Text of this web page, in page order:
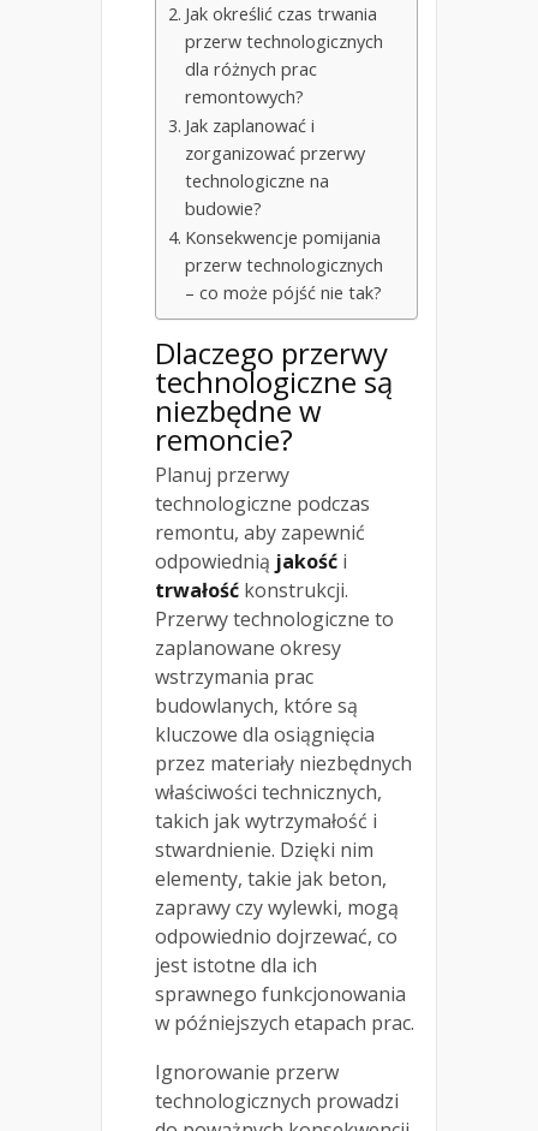
Jak określić czas trwania
przerw technologicznych
dla różnych prac
remontowych?
Jak zaplanować i
zorganizować przerwy
technologiczne na
budowie?
Konsekwencje pomijania
przerw technologicznych
– co może pójść nie tak?
Dlaczego przerwy
technologiczne są
niezbędne w
remoncie?
Planuj przerwy
technologiczne podczas
remontu, aby zapewnić
odpowiednią jakość i
trwałość konstrukcji.
Przerwy technologiczne to
zaplanowane okresy
wstrzymania prac
budowlanych, które są
kluczowe dla osiągnięcia
przez materiały niezbędnych
właściwości technicznych,
takich jak wytrzymałość i
stwardnienie. Dzięki nim
elementy, takie jak beton,
zaprawy czy wylewki, mogą
odpowiednio dojrzewać, co
jest istotne dla ich
sprawnego funkcjonowania
w późniejszych etapach prac.
Ignorowanie przerw
technologicznych prowadzi